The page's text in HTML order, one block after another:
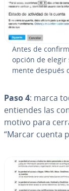
Antes de
opción de
me­n­te después
Paso 4: marca
entiendes las
motivo para
“Marcar cuenta